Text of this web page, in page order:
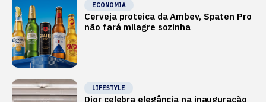
ECONOMIA
Cerveja proteica da Ambev, Spaten Pro
não fará milagre sozinha
LIFESTYLE
Dior celebra elegância na inauguração